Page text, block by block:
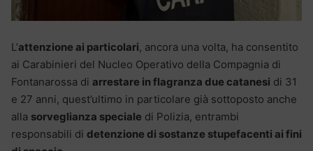
L’attenzione ai particolari, ancora una volta, ha consentito
ai Carabinieri del Nucleo Operativo della Compagnia di
Fontanarossa di arrestare in flagranza due catanesi di 31
e 27 anni, quest’ultimo in particolare già sottoposto anche
alla sorveglianza speciale di Polizia, entrambi
responsabili di detenzione di sostanze stupefacenti ai fini